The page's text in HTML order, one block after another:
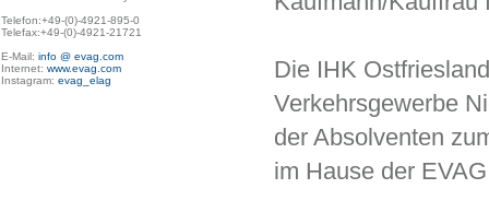
Telefon:+49-(0)-4921-895-0
Telefax:+49-(0)-4921-21721
E-Mail: info @ evag.com
Internet: www.evag.com
Instagram: evag_elag
Die IHK
Verkehrsgewerbe
der Absolventen
im Hause der